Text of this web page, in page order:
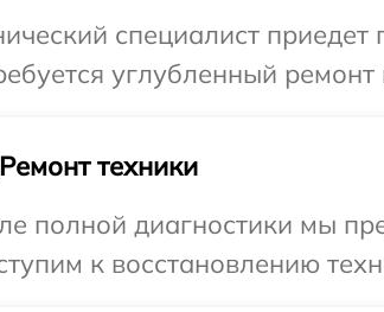
специалист
углубленный
Ремонт техники
полной диагностики мы
к восстановлению